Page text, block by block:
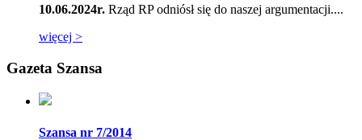
10.06.2024r. Rząd RP odniósł się do naszej argumentacji....
więcej >
Gazeta Szansa
Szansa nr 7/2014